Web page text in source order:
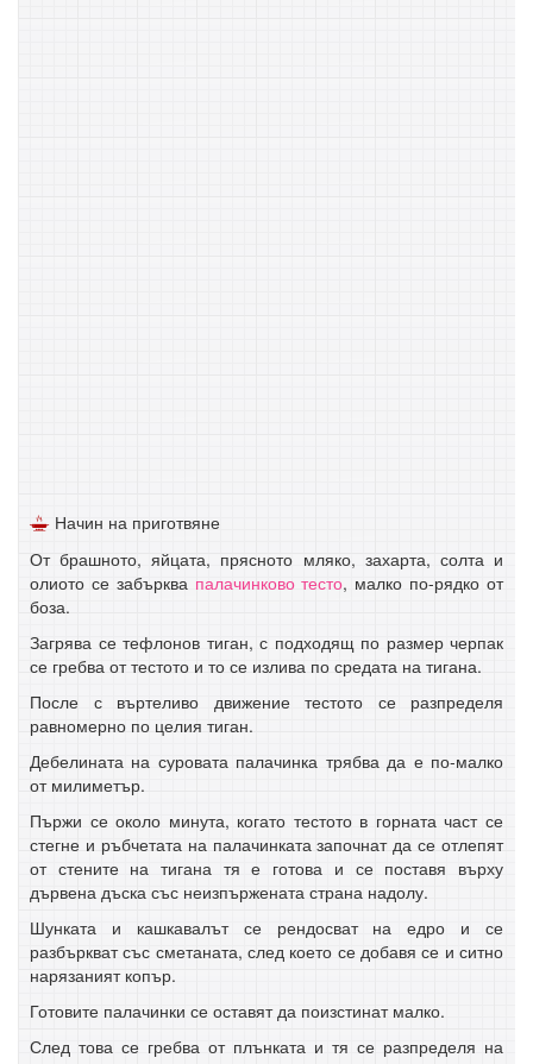
Начин на приготвяне
От брашното, яйцата, прясното мляко, захарта, солта и
олиото се забърква палачинково тесто, малко по-рядко от
боза.
Загрява се тефлонов тиган, с подходящ по размер черпак
се гребва от тестото и то се излива по средата на тигана.
После с въртеливо движение тестото се разпределя
равномерно по целия тиган.
Дебелината на суровата палачинка трябва да е по-малко
от милиметър.
Пържи се около минута, когато тестото в горната част се
стегне и ръбчетата на палачинката започнат да се отлепят
от стените на тигана тя е готова и се поставя върху
дървена дъска със неизпържената страна надолу.
Шунката и кашкавалът се рендосват на едро и се
разбъркват със сметаната, след което се добавя се и ситно
нарязаният копър.
Готовите палачинки се оставят да поизстинат малко.
След това се гребва от плънката и тя се разпределя на